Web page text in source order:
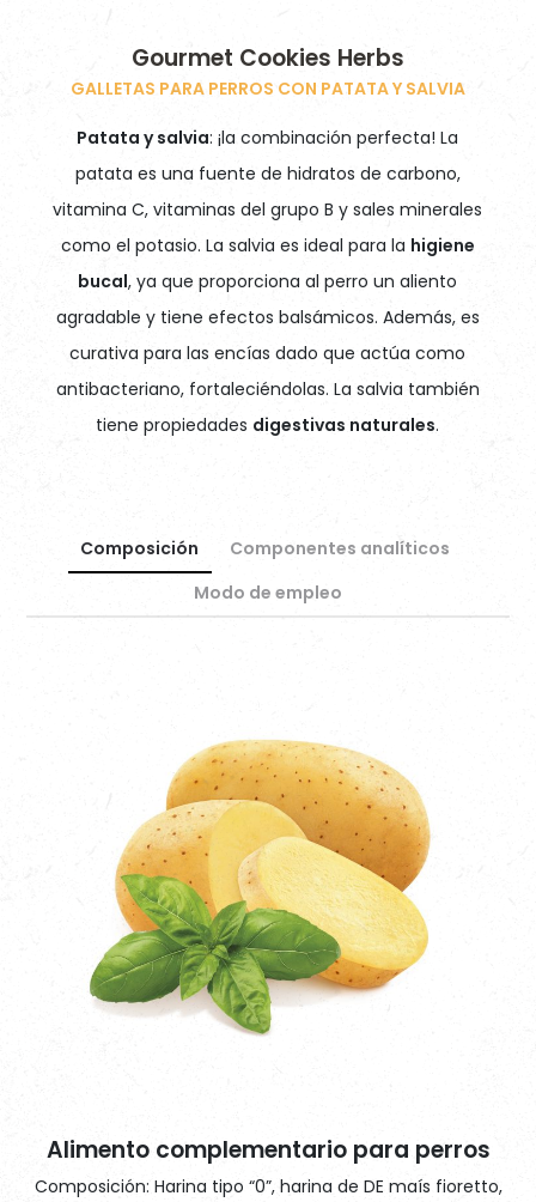
Gourmet Cookies Herbs
GALLETAS PARA PERROS CON PATATA Y SALVIA
Patata y salvia: ¡la combinación perfecta! La
patata es una fuente de hidratos de carbono,
vitamina C, vitaminas del grupo B y sales minerales
como el potasio. La salvia es ideal para la higiene
bucal, ya que proporciona al perro un aliento
agradable y tiene efectos balsámicos. Además, es
curativa para las encías dado que actúa como
antibacteriano, fortaleciéndolas. La salvia también
tiene propiedades digestivas naturales.
Composición
Componentes analíticos
Modo de empleo
Alimento complementario para perros
Composición: Harina tipo “0”, harina de DE maís fioretto,